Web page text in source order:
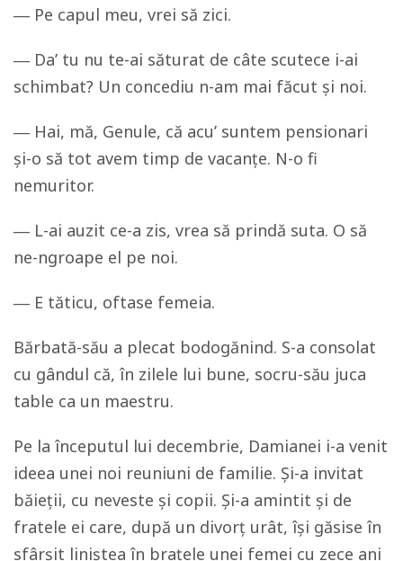
― Pe capul meu, vrei să zici.
― Da’ tu nu te-ai săturat de câte scutece i-ai
schimbat? Un concediu n-am mai făcut și noi.
― Hai, mă, Genule, că acu’ suntem pensionari
și-o să tot avem timp de vacanțe. N-o fi
nemuritor.
― L-ai auzit ce-a zis, vrea să prindă suta. O să
ne-ngroape el pe noi.
― E tăticu, oftase femeia.
Bărbată-său a plecat bodogănind. S-a consolat
cu gândul că, în zilele lui bune, socru-său juca
table ca un maestru.
Pe la începutul lui decembrie, Damianei i-a venit
ideea unei noi reuniuni de familie. Și-a invitat
băieții, cu neveste și copii. Și-a amintit și de
fratele ei care, după un divorț urât, își găsise în
sfârșit liniștea în brațele unei femei cu zece ani